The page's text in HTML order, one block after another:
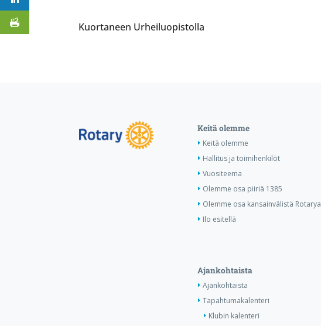
Kuortaneen Urheiluopistolla
Keitä olemme
Keitä olemme
Hallitus ja toimihenkilöt
Vuositeema
Olemme osa piiriä 1385
Olemme osa kansainvälistä Rotarya
Ilo esitellä
Ajankohtaista
Ajankohtaista
Tapahtumakalenteri
Klubin kalenteri